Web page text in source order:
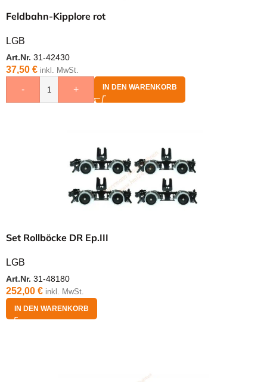
Feldbahn-Kipplore rot
LGB
Art.Nr. 31-42430
37,50 € inkl. MwSt.
- + IN DEN WARENKORB
Set Rollböcke DR Ep.III
LGB
Art.Nr. 31-48180
252,00 € inkl. MwSt.
IN DEN WARENKORB